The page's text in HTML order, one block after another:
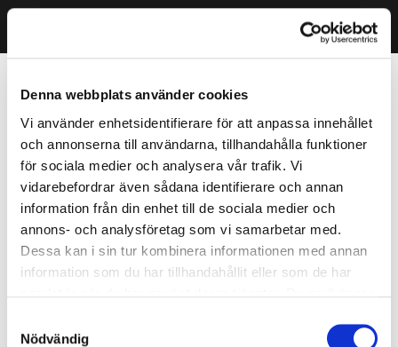
Denna webbplats använder cookies
Vi använder enhetsidentifierare för att anpassa innehållet
och annonserna till användarna, tillhandahålla funktioner
för sociala medier och analysera vår trafik. Vi
vidarebefordrar även sådana identifierare och annan
information från din enhet till de sociala medier och
annons- och analysföretag som vi samarbetar med.
Dessa kan i sin tur kombinera informationen med annan
information som du har tillhandahållit eller som de har
Nödvändig